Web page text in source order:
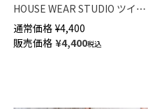
HOUSE WEAR STUDIO ツイル
無地 綿100％ 前結び サロン エ
プロン レディース 70375032
通常価格 ¥4,400
販売価格 ¥4,400税込